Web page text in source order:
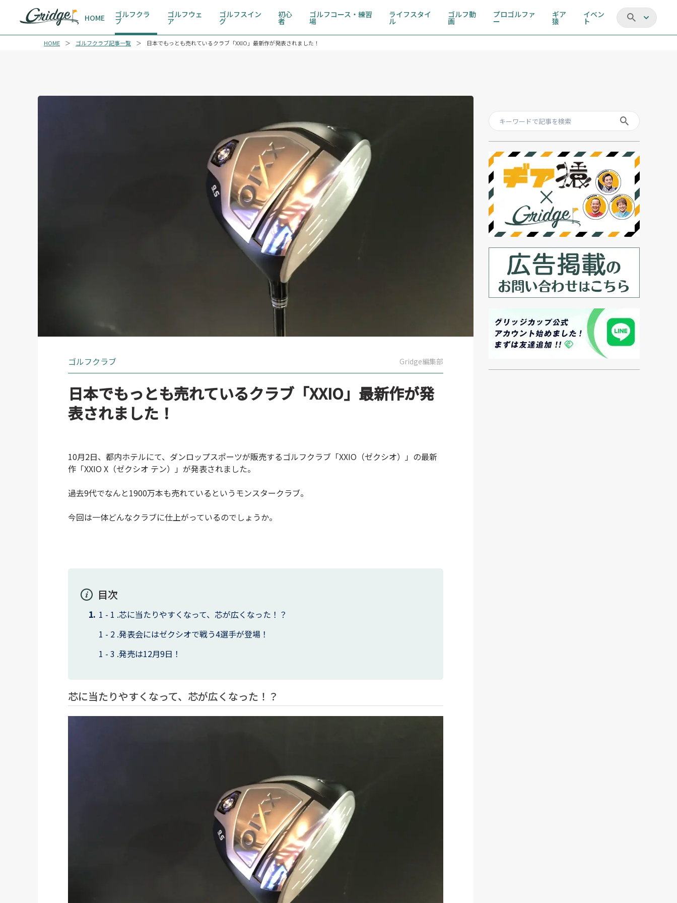
HOME ゴルフクラ
ブ
ゴルフウェ
ア
ゴルフスイン
グ
初心
者
ゴルフコース・練習
場
ライフスタイ
ル
ゴルフ動
画
プロゴルファ
ー
ギア
猿
イベン
ト
HOME ゴルフクラブ記事一覧 日本でもっとも売れているクラブ「XXIO」最新作が発表されました！
ゴルフクラブ Gridge編集部
日本でもっとも売れているクラブ「XXIO」最新作が発
表されました！
10月2日、都内ホテルにて、ダンロップスポーツが販売するゴルフクラブ「XXIO（ゼクシオ）」の最新
作「XXIO X（ゼクシオ テン）」が発表されました。
過去9代でなんと1900万本も売れているというモンスタークラブ。
今回は一体どんなクラブに仕上がっているのでしょうか。
目次
芯に当たりやすくなって、芯が広くなった！？
発表会にはゼクシオで戦う4選手が登場！
発売は12月9日！
芯に当たりやすくなって、芯が広くなった！？